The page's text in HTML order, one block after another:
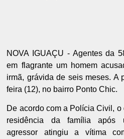
NOVA IGUAÇU - Agentes da
em flagrante um homem
irmã, grávida de seis meses. A
feira (12), no bairro Ponto Chic.
De acordo com a Polícia Civil,
residência da família após
agressor atingiu a vítima